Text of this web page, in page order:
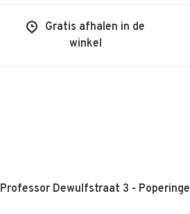
Gratis afhalen in de
winkel
Professor Dewulfstraat 3 - Poperinge